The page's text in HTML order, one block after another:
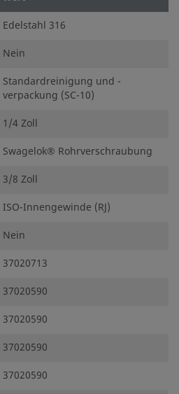
Edelstahl 316
Nein
Standardreinigung und -
verpackung (SC-10)
1/4 Zoll
Swagelok® Rohrverschraubung
3/8 Zoll
ISO-Innengewinde (RJ)
Nein
37020713
37020590
37020590
37020590
37020590